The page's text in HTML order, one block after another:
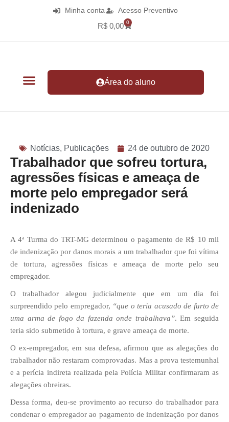
Minha conta Acesso Preventivo
R$ 0,00 0
Área do aluno
Notícias, Publicações 24 de outubro de 2020
Trabalhador que sofreu tortura,
agressões físicas e ameaça de
morte pelo empregador será
indenizado
A 4ª Turma do TRT-MG determinou o pagamento de R$ 10 mil
de indenização por danos morais a um trabalhador que foi vítima
de tortura, agressões físicas e ameaça de morte pelo seu
empregador.
O trabalhador alegou judicialmente que em um dia foi
surpreendido pelo empregador, “que o teria acusado de furto de
uma arma de fogo da fazenda onde trabalhava”. Em seguida
teria sido submetido à tortura, e grave ameaça de morte.
O ex-empregador, em sua defesa, afirmou que as alegações do
trabalhador não restaram comprovadas. Mas a prova testemunhal
e a perícia indireta realizada pela Polícia Militar confirmaram as
alegações obreiras.
Dessa forma, deu-se provimento ao recurso do trabalhador para
condenar o empregador ao pagamento de indenização por danos